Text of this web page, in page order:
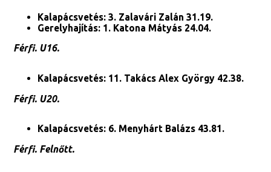
Kalapácsvetés: 3. Zalavári Zalán 31.19.
Gerelyhajítás: 1. Katona Mátyás 24.04.
Férfi. U16.
Kalapácsvetés: 11. Takács Alex György 42.38.
Férfi. U20.
Kalapácsvetés: 6. Menyhárt Balázs 43.81.
Férfi. Felnőtt.